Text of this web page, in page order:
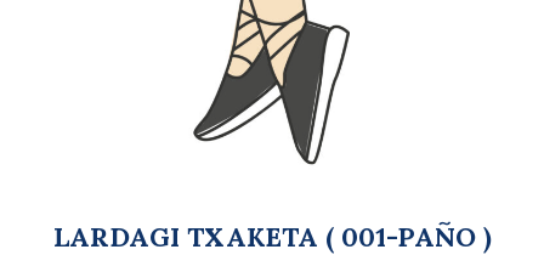
LARDAGI TXAKETA ( 001-PAÑO )